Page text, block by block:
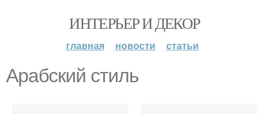
ИНТЕРЬЕР И ДЕКОР
главная новости статьи
Арабский стиль